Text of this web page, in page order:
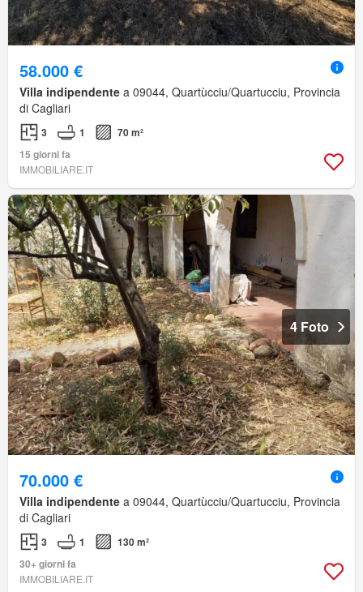
58.000 €
Villa indipendente a 09044, Quartùcciu/Quartucciu, Provincia
di Cagliari
3 1
70 m²
15 giorni fa
IMMOBILIARE.IT
4 Foto
70.000 €
Villa indipendente a 09044, Quartùcciu/Quartucciu, Provincia
di Cagliari
3 1
130 m²
30+ giorni fa
IMMOBILIARE.IT